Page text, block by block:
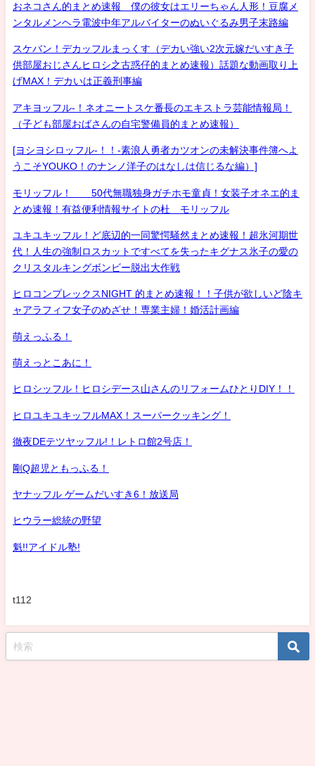
おネコさん的まとめ速報 僕の彼女はエリーちゃん人形！豆腐メ
ンタルメンヘラ電波中年アルバイターのぬいぐるみ男子末路編
スケバン！デカッフルまっくす（デカい強い2次元嫁だいすき子
供部屋おじさんヒロシ之古惑仔的まとめ速報）話題な動画取り上
げMAX！デカいは正義刑事編
アキヨッフル-！ネオニートスケ番長のエキストラ芸能情報局！
（子ども部屋おばさんの自宅警備員的まとめ速報）
[ヨシヨシロッフル-！！-素浪人勇者カツオンの未解決事件簿へよ
うこそYOUKO！のナンノ洋子のはなしは信じるな編）]
モリッフル！ 50代無職独身ガチホモ童貞！女装子オネエ的ま
とめ速報！有益便利情報サイトの杜 モリッフル
ユキユキッフル！ど底辺的一同驚愕騒然まとめ速報！超氷河期世
代！人生の強制ロスカットですべてを失ったキグナス氷子の愛の
クリスタルキングボンビー脱出大作戦
ヒロコンプレックスNIGHT 的まとめ速報！！子供が欲しいど陰キ
ャアラフィフ女子のめざせ！専業主婦！婚活計画編
萌えっふる！
萌えっとこあに！
ヒロシッフル！ヒロシデース山さんのリフォームひとりDIY！！
ヒロユキユキッフルMAX！スーパークッキング！
徹夜DEテツヤッフル!！レトロ館2号店！
剛Q超児ともっふる！
ヤナッフル ゲームだいすき6！放送局
ヒウラー総統の野望
魁!!アイドル塾!
t112